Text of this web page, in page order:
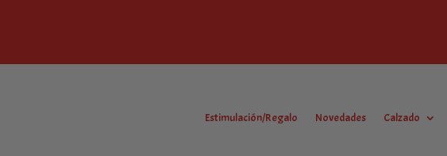
Estimulación/Regalo Novedades Calzado